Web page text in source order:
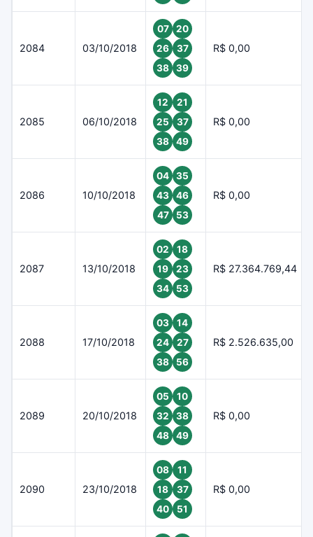
2084 03/10/2018
07
20
26
37
38
39
R$ 0,00
2085 06/10/2018
12
21
25
37
38
49
R$ 0,00
2086 10/10/2018
04
35
43
46
47
53
R$ 0,00
2087 13/10/2018
02
18
19
23
34
53
R$ 27.364.769,44
2088 17/10/2018
03
14
24
27
38
56
R$ 2.526.635,00
2089 20/10/2018
05
10
32
38
48
49
R$ 0,00
2090 23/10/2018
08
11
18
37
40
51
R$ 0,00